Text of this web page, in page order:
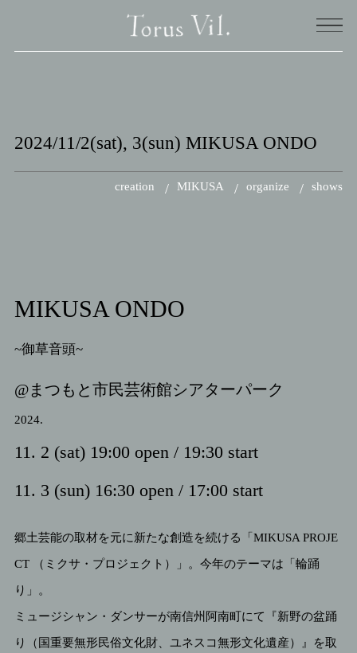
Shows
About
2024/11/2(sat), 3(sun) MIKUSA ONDO
creation MIKUSA organize shows
MIKUSA ONDO
~御草音頭~
@まつもと市民芸術館シアターパーク
2024.
11. 2 (sat) 19:00 open / 19:30 start
11. 3 (sun) 16:30 open / 17:00 start
郷土芸能の取材を元に新たな創造を続ける「MIKUSA PROJE
CT （ミクサ・プロジェクト）」。今年のテーマは「輪踊
り」。
ミュージシャン・ダンサーが南信州阿南町にて『新野の盆踊
り（国重要無形民俗文化財、ユネスコ無形文化遺産）』を取